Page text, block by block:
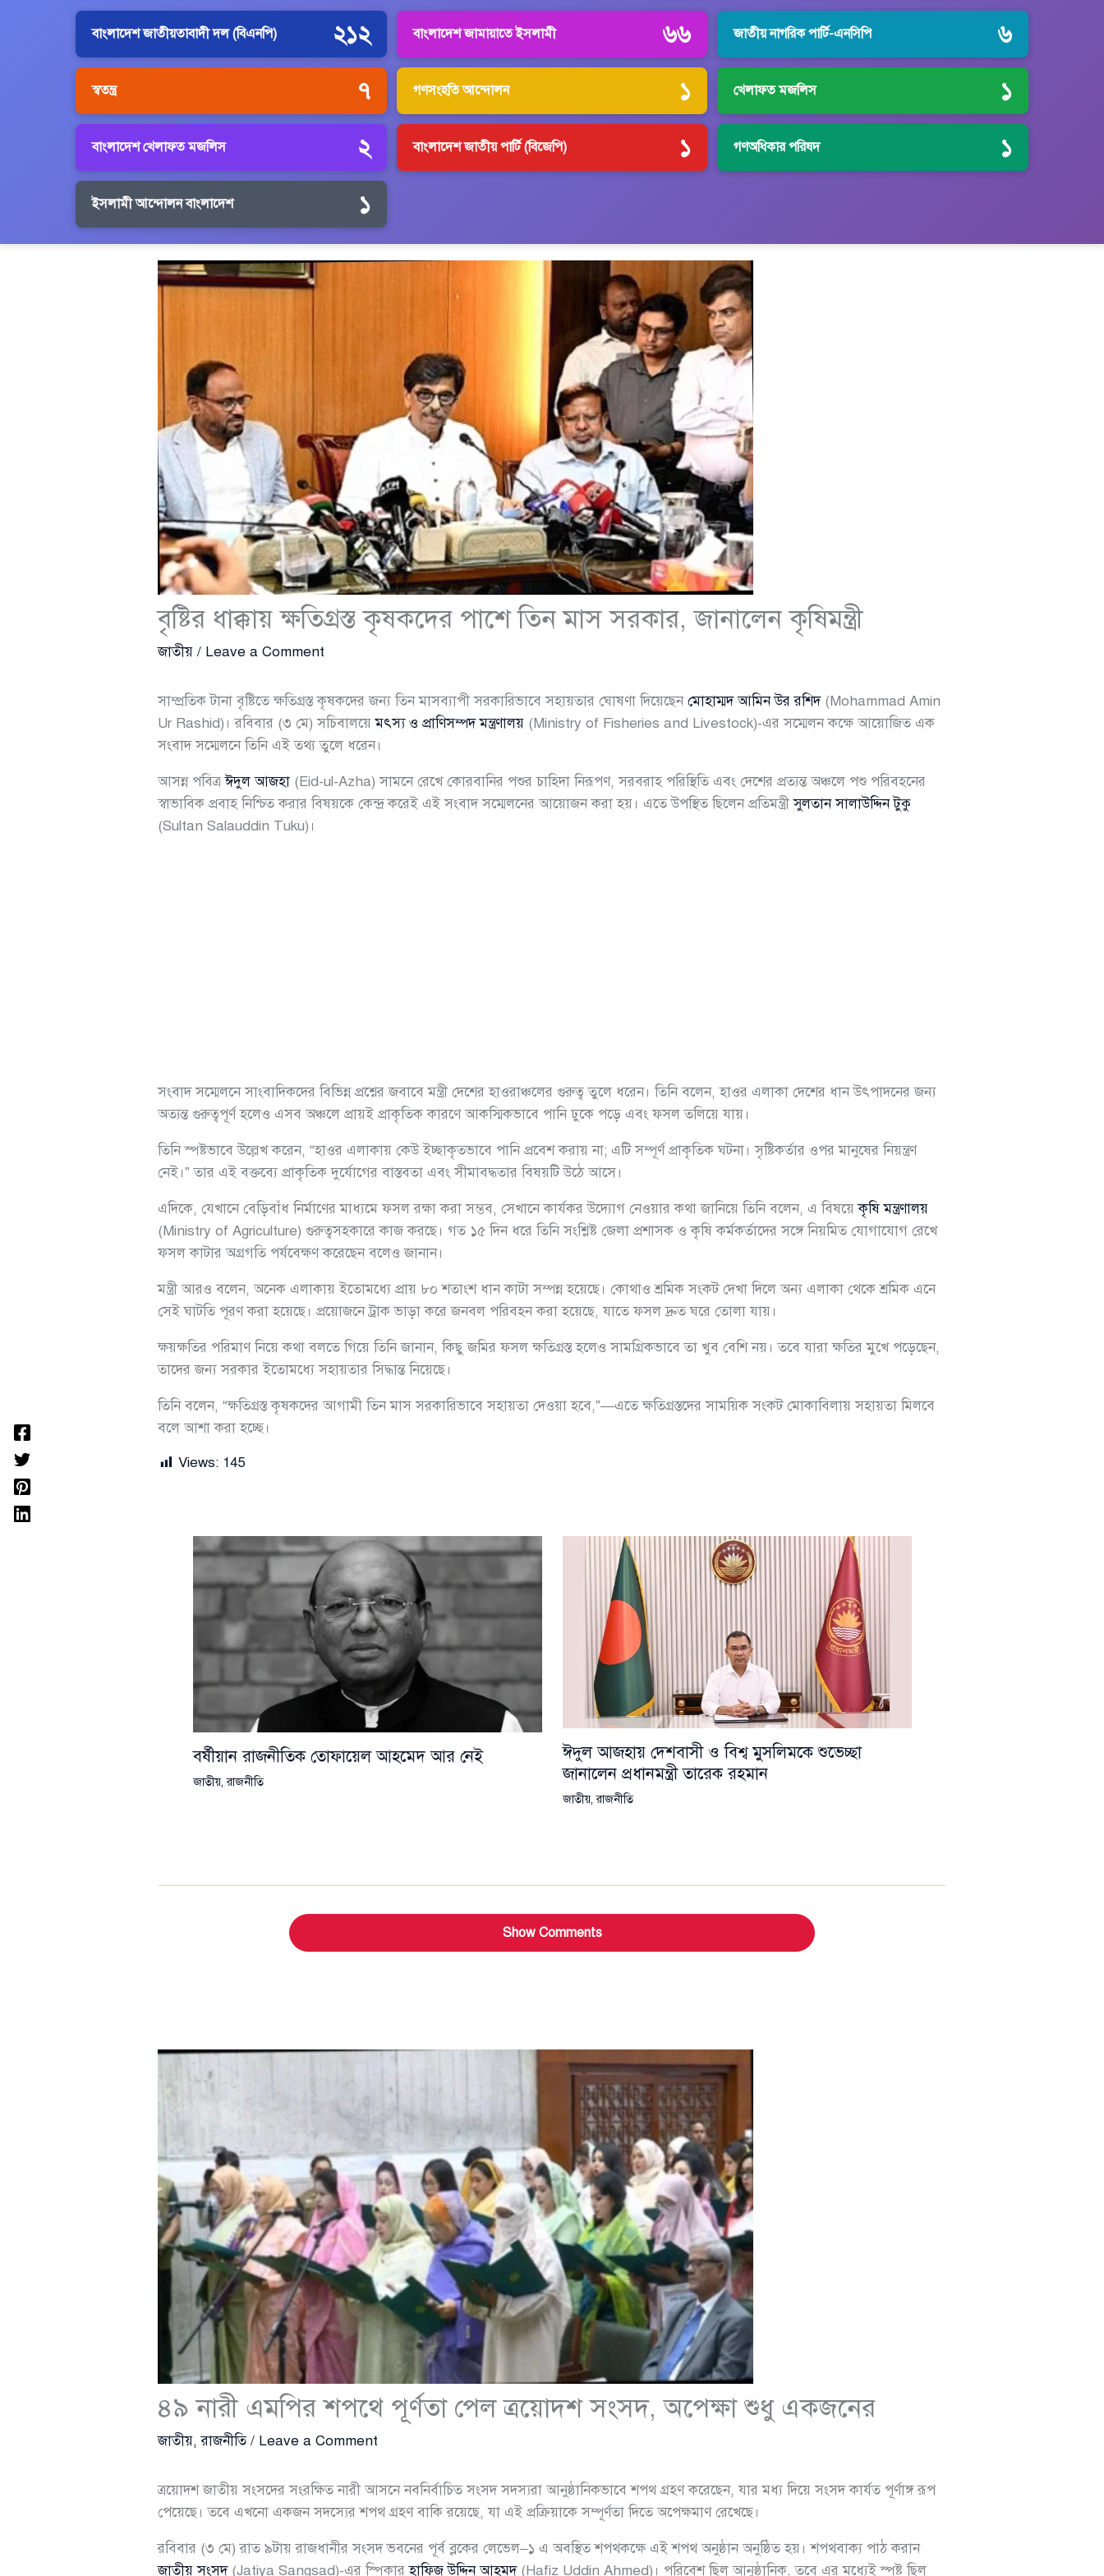
বাংলাদেশ জাতীয়তাবাদী দল (বিএনপি) ২১২ বাংলাদেশ জামায়াতে ইসলামী ৬৬ জাতীয় নাগরিক পার্টি-এনসিপি ৬
স্বতন্ত্র ৭ গণসংহতি আন্দোলন ১ খেলাফত মজলিস ১
বাংলাদেশ খেলাফত মজলিস ২ বাংলাদেশ জাতীয় পার্টি (বিজেপি) ১ গণঅধিকার পরিষদ ১
ইসলামী আন্দোলন বাংলাদেশ ১
বৃষ্টির ধাক্কায় ক্ষতিগ্রস্ত কৃষকদের পাশে তিন মাস সরকার, জানালেন কৃষিমন্ত্রী
জাতীয় / Leave a Comment
সাম্প্রতিক টানা বৃষ্টিতে ক্ষতিগ্রস্ত কৃষকদের জন্য তিন মাসব্যাপী সরকারিভাবে সহায়তার ঘোষণা দিয়েছেনমোহাম্মদ আমিন উর রশিদ(Mohammad Amin
Ur Rashid)। রবিবার (৩ মে) সচিবালয়েমৎস্য ও প্রাণিসম্পদ মন্ত্রণালয় (Ministry of Fisheries and Livestock)-এর সম্মেলন কক্ষে আয়োজিত এক
সংবাদ সম্মেলনে তিনি এই তথ্য তুলে ধরেন।
আসন্ন পবিত্রঈদুল আজহা (Eid-ul-Azha) সামনে রেখে কোরবানির পশুর চাহিদা নিরূপণ, সরবরাহ পরিস্থিতি এবং দেশের প্রত্যন্ত অঞ্চলে পশু পরিবহনের
স্বাভাবিক প্রবাহ নিশ্চিত করার বিষয়কে কেন্দ্র করেই এই সংবাদ সম্মেলনের আয়োজন করা হয়। এতে উপস্থিত ছিলেন প্রতিমন্ত্রীসুলতান সালাউদ্দিন টুকু
(Sultan Salauddin Tuku)।
সংবাদ সম্মেলনে সাংবাদিকদের বিভিন্ন প্রশ্নের জবাবে মন্ত্রী দেশের হাওরাঞ্চলের গুরুত্ব তুলে ধরেন। তিনি বলেন, হাওর এলাকা দেশের ধান উৎপাদনের জন্য
অত্যন্ত গুরুত্বপূর্ণ হলেও এসব অঞ্চলে প্রায়ই প্রাকৃতিক কারণে আকস্মিকভাবে পানি ঢুকে পড়ে এবং ফসল তলিয়ে যায়।
তিনি স্পষ্টভাবে উল্লেখ করেন, “হাওর এলাকায় কেউ ইচ্ছাকৃতভাবে পানি প্রবেশ করায় না; এটি সম্পূর্ণ প্রাকৃতিক ঘটনা। সৃষ্টিকর্তার ওপর মানুষের নিয়ন্ত্রণ
নেই।” তার এই বক্তব্যে প্রাকৃতিক দুর্যোগের বাস্তবতা এবং সীমাবদ্ধতার বিষয়টি উঠে আসে।
এদিকে, যেখানে বেড়িবাঁধ নির্মাণের মাধ্যমে ফসল রক্ষা করা সম্ভব, সেখানে কার্যকর উদ্যোগ নেওয়ার কথা জানিয়ে তিনি বলেন, এ বিষয়েকৃষি মন্ত্রণালয়
(Ministry of Agriculture) গুরুত্বসহকারে কাজ করছে। গত ১৫ দিন ধরে তিনি সংশ্লিষ্ট জেলা প্রশাসক ও কৃষি কর্মকর্তাদের সঙ্গে নিয়মিত যোগাযোগ রেখে
ফসল কাটার অগ্রগতি পর্যবেক্ষণ করেছেন বলেও জানান।
মন্ত্রী আরও বলেন, অনেক এলাকায় ইতোমধ্যে প্রায় ৮০ শতাংশ ধান কাটা সম্পন্ন হয়েছে। কোথাও শ্রমিক সংকট দেখা দিলে অন্য এলাকা থেকে শ্রমিক এনে
সেই ঘাটতি পূরণ করা হয়েছে। প্রয়োজনে ট্রাক ভাড়া করে জনবল পরিবহন করা হয়েছে, যাতে ফসল দ্রুত ঘরে তোলা যায়।
ক্ষয়ক্ষতির পরিমাণ নিয়ে কথা বলতে গিয়ে তিনি জানান, কিছু জমির ফসল ক্ষতিগ্রস্ত হলেও সামগ্রিকভাবে তা খুব বেশি নয়। তবে যারা ক্ষতির মুখে পড়েছেন,
তাদের জন্য সরকার ইতোমধ্যে সহায়তার সিদ্ধান্ত নিয়েছে।
তিনি বলেন, “ক্ষতিগ্রস্ত কৃষকদের আগামী তিন মাস সরকারিভাবে সহায়তা দেওয়া হবে,”—এতে ক্ষতিগ্রস্তদের সাময়িক সংকট মোকাবিলায় সহায়তা মিলবে
বলে আশা করা হচ্ছে।
Views: 145
বর্ষীয়ান রাজনীতিক তোফায়েল আহমেদ আর নেই
জাতীয়,রাজনীতি
ঈদুল আজহায় দেশবাসী ও বিশ্ব মুসলিমকে শুভেচ্ছা
জানালেন প্রধানমন্ত্রী তারেক রহমান
জাতীয়,রাজনীতি
Show Comments
৪৯ নারী এমপির শপথে পূর্ণতা পেল ত্রয়োদশ সংসদ, অপেক্ষা শুধু একজনের
জাতীয়,রাজনীতি/ Leave a Comment
ত্রয়োদশ জাতীয় সংসদের সংরক্ষিত নারী আসনে নবনির্বাচিত সংসদ সদস্যরা আনুষ্ঠানিকভাবে শপথ গ্রহণ করেছেন, যার মধ্য দিয়ে সংসদ কার্যত পূর্ণাঙ্গ রূপ
পেয়েছে। তবে এখনো একজন সদস্যের শপথ গ্রহণ বাকি রয়েছে, যা এই প্রক্রিয়াকে সম্পূর্ণতা দিতে অপেক্ষমাণ রেখেছে।
রবিবার (৩ মে) রাত ৯টায় রাজধানীর সংসদ ভবনের পূর্ব ব্লকের লেভেল–১ এ অবস্থিত শপথকক্ষে এই শপথ অনুষ্ঠান অনুষ্ঠিত হয়। শপথবাক্য পাঠ করান
জাতীয় সংসদ(Jatiya Sangsad)-এর স্পিকারহাফিজ উদ্দিন আহমদ(Hafiz Uddin Ahmed)। পরিবেশ ছিল আনুষ্ঠানিক, তবে এর মধ্যেই স্পষ্ট ছিল